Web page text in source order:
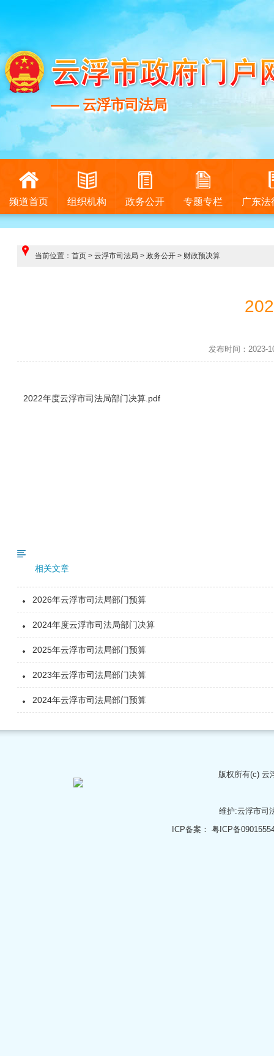
—— 云浮市司法局
—— 云浮市司法局
频道首页 组织机构 政务公开 专题专栏 广东法
当前位置： 首页 > 云浮市司法局 > 政务公开 > 财政预决算
发布时间：
2022年度云浮市司法局部门决算.pdf
相关文章
2026年云浮市司法局部门预算
2024年度云浮市司法局部门决算
2025年云浮市司法局部门预算
2023年云浮市司法局部门决算
2024年云浮市司法局部门预算
版权所有(c) 云
维护:云浮市司
ICP备案： 粤ICP备